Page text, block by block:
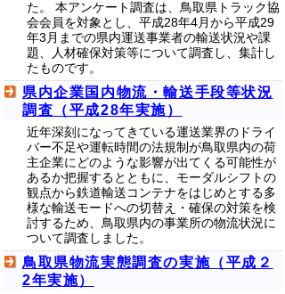
た。 本アンケート調査は、鳥取県トラック協
会会員を対象とし、平成28年4月から平成29
年3月までの県内運送事業者の輸送状況や課
題、人材確保対策等について調査し、集計し
たものです。
県内企業国内物流・輸送手段等状況
調査（平成28年実施）
近年深刻になってきている運送業界のドライ
バー不足や運転時間の法規制が鳥取県内の荷
主企業にどのような影響が出てくる可能性が
あるか把握するとともに、モーダルシフトの
観点から鉄道輸送コンテナをはじめとする多
様な輸送モードへの切替え・確保の対策を検
討するため、鳥取県内の事業所の物流状況に
ついて調査しました。
鳥取県物流実態調査の実施（平成２
2年実施）